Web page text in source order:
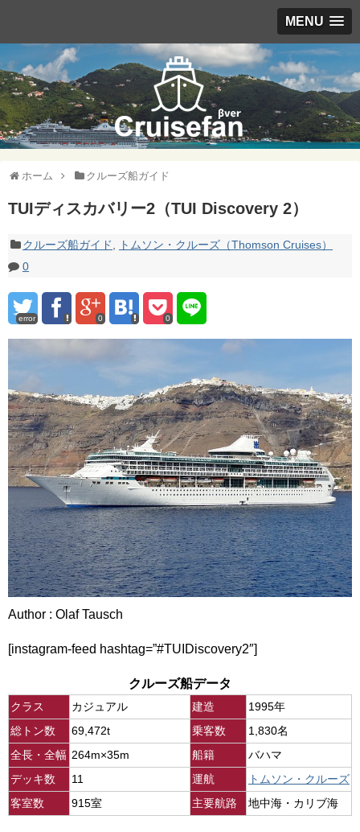
MENU
ホーム クルーズ船ガイド
TUIディスカバリー2（TUI Discovery 2）
クルーズ船ガイド
トムソン・クルーズ（Thomson Cruises）
0
error 0 0
Author : Olaf Tausch
[instagram-feed hashtag=”#TUIDiscovery2″]
クルーズ船データ
クラス カジュアル 建造
1995年
総トン数
69,472t 乗客数
1,830名
全長・全幅 264m×35m 船籍
バハマ
デッキ数
11 運航
トムソン・クルーズ
客室数
915室 主要航路 地中海・カリブ海